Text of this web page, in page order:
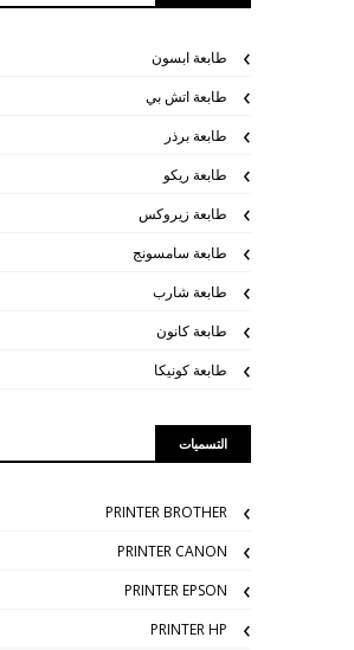
طابعة ابسون
طابعة اتش بي
طابعة برذر
طابعة ريكو
طابعة زيروكس
طابعة سامسونج
طابعة شارب
طابعة كانون
طابعة كونيكا
التسميات
PRINTER BROTHER
PRINTER CANON
PRINTER EPSON
PRINTER HP